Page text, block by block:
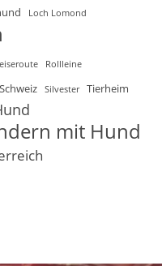
Loch Lomond
Rollleine
Schweiz Silvester Tierheim
mit Hund